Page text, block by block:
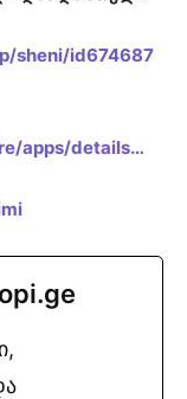
sheni/id674687
apps/details…